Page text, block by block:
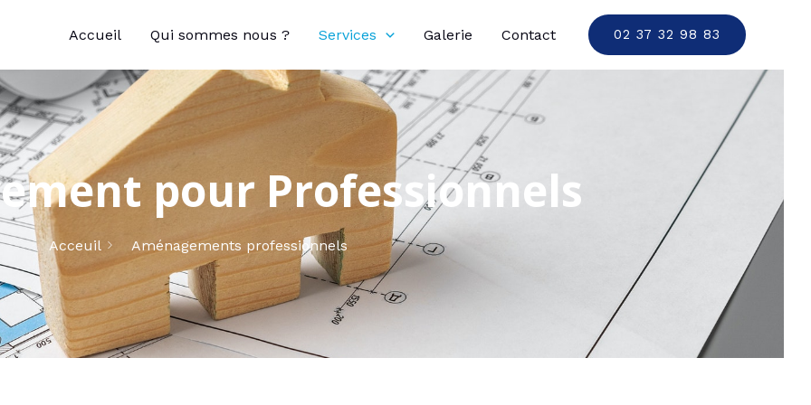
Accueil Qui sommes nous ? Services Galerie Contact 02 37 32 98 83
pour Professionnels
Acceuil Aménagements professionnels